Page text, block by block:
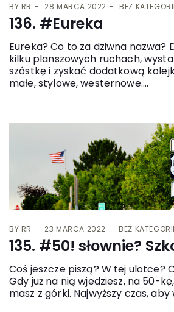
BY RR 28 MARCA 2022 BEZ KATEGORII
136. #Eureka
Eureka? Co to za dziwna nazwa?
kilku planszowych ruchach,
szóstkę i zyskać dodatkową
małe, stylowe, westernowe....
BY RR 23 MARCA 2022 BEZ KATEGORII
135. #50! słownie?
Coś jeszcze piszą? W tej ulotce? O
Gdy już na nią wjedziesz, na 50-
masz z górki. Najwyższy czas, aby